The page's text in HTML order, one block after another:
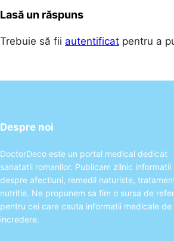
Lasă un răspuns
Trebuie să fii autentificat pentru a
Despre noi
DoctorDeco este un portal medical dedicat
sanatatii romanilor. Publicam zilnic informatii
despre afectiuni, remedii naturiste,
nutritie. Ne propunem sa fim o sursa de
pentru cei care cauta informatii medicale de
incredere.